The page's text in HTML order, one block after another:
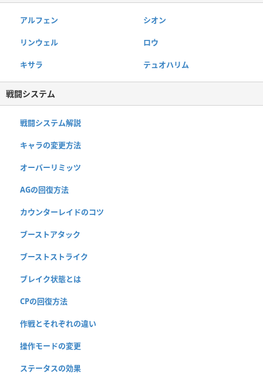
アルフェン シオン
リンウェル ロウ
キサラ テュオハリム
戦闘システム
戦闘システム解説
キャラの変更方法
オーバーリミッツ
AGの回復方法
カウンターレイドのコツ
ブーストアタック
ブーストストライク
ブレイク状態とは
CPの回復方法
作戦とそれぞれの違い
操作モードの変更
ステータスの効果